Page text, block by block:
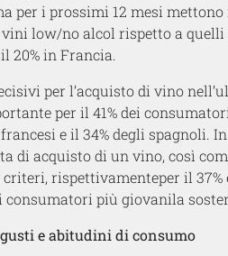
per i prossimi 12 mesi mettono
low/no alcol rispetto a quelli
20% in Francia.
per l’acquisto di vino
per il 41% dei
e il 34% degli spagnoli.
di acquisto di un vino, così
criteri, rispettivamenteper il 37%
consumatori più giovanila
e abitudini di consumo